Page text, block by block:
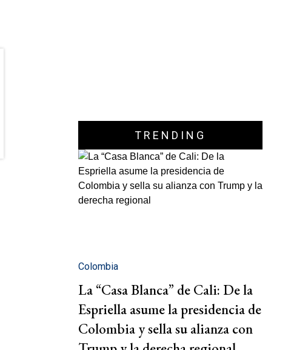
TRENDING
Colombia
La “Casa Blanca” de Cali: De la
Espriella asume la presidencia de
Colombia y sella su alianza con